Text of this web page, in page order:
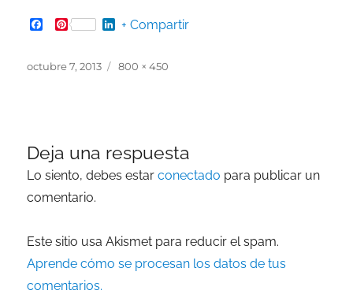
Facebook
Pinterest LinkedIn
+ Compartir
Publicado
octubre 7, 2013
Tamaño
800 × 450
Deja una respuesta
Lo siento, debes estarconectado para publicar un
comentario.
Este sitio usa Akismet para reducir el spam.
Aprende cómo se procesan los datos de tus
comentarios.